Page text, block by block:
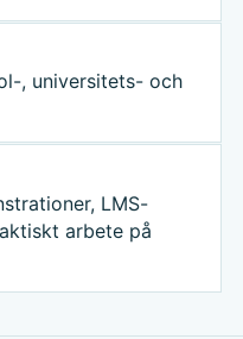
, universitets- och
LMS-
arbete på